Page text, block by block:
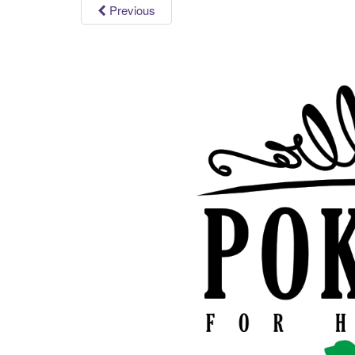
Previous